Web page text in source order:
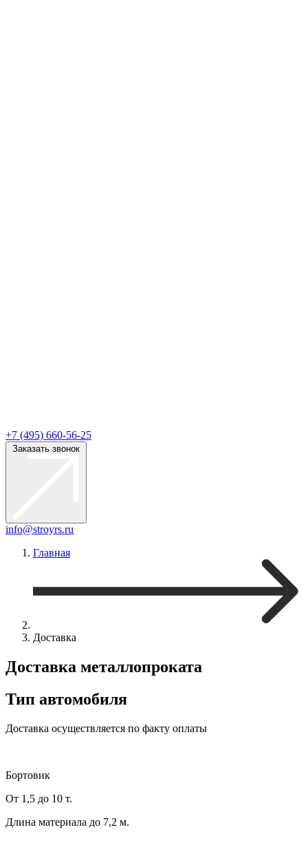
+7 (495) 660-56-25
Заказать звонок
info@stroyrs.ru
Главная
Доставка
Доставка металлопроката
Тип автомобиля
Доставка осуществляется по факту оплаты
Бортовик
От 1,5 до 10 т.
Длина материала до 7,2 м.